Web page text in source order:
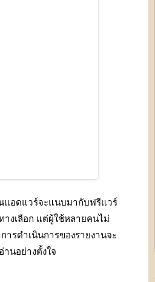
แอดแวร์จะแนบมากับฟรีแวร์
างเลือก แต่ผู้ใช้หลายคนไม่
ารดําเนินการของรายงานจะ
นอย่างตั้งใจ